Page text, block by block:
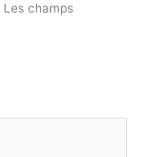
Les champs